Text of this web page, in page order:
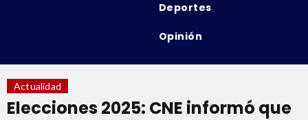
Deportes
Opinión
Actualidad
Elecciones 2025: CNE informó que